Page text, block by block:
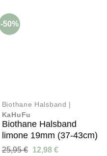
-50%
Biothane Halsband |
KaHuFu
Biothane Halsband
limone 19mm (37-43cm)
25,95€
Ursprünglicher
12,98 €Aktueller